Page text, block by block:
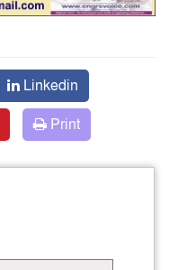
Linkedin
Print